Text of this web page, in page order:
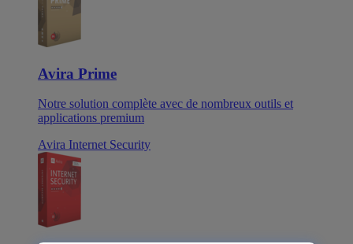
Avira Prime
Notre solution complète avec de nombreux outils et
applications premium
Avira Internet Security